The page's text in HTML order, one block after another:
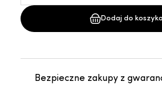
Dodaj do koszyka
Bezpieczne zakupy z